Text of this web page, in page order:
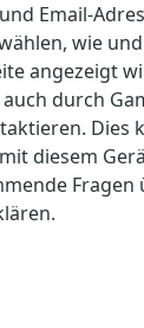
Email-
wie
angezeigt
durch
Dies
diesem
Fragen